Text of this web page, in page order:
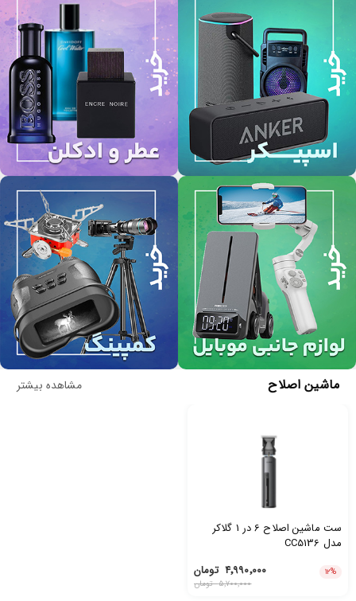
ماشین اصلاح مشاهده بیشتر
ست ماشین اصلاح 6 در 1 گلاکر
مدل CC5136
۱۲% ۴٬۹۹۰٬۰۰۰ تومان
۵٬۷۰۰٬۰۰۰تومان